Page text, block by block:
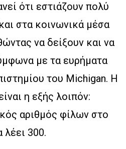
ότι εστιάζουν πολύ
στα κοινωνικά μέσα
να δείξουν και να
με τα ευρήματα
του Michigan. Η
η εξής λοιπόν:
αριθμός φίλων στο
300.